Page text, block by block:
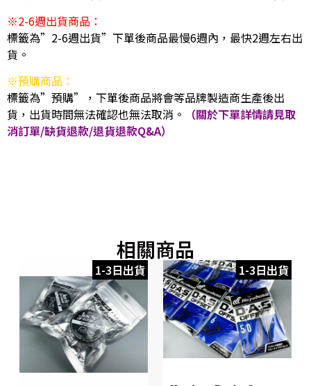
※2-6週出貨商品：
標籤為”2-6週出貨”下單後商品最慢6週內，最快2週左右出
貨。
※預購商品：
標籤為”預購”，下單後商品將會等品牌製造商生產後出
貨，出貨時間無法確認也無法取消。
（關於下單詳情請見取
消訂單/缺貨退款/退貨退款Q&A）
相關商品
1-3日出貨 1-3日出貨